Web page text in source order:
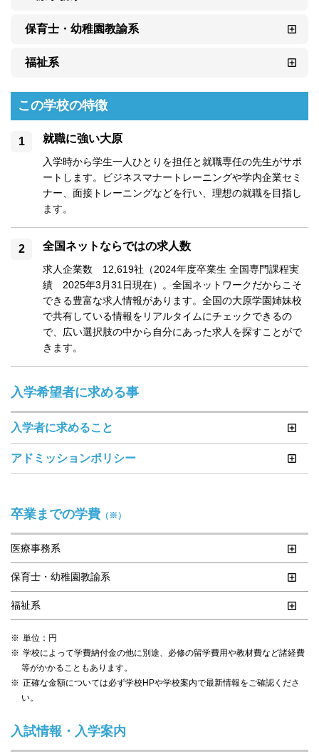
保育士・幼稚園教諭系
福祉系
この学校の特徴
就職に強い大原
入学時から学生一人ひとりを担任と就職専任の先生がサポ
ートします。ビジネスマナートレーニングや学内企業セミ
ナー、面接トレーニングなどを行い、理想の就職を目指し
ます。
全国ネットならではの求人数
求人企業数　12,619社（2024年度卒業生 全国専門課程実
績　2025年3月31日現在）。全国ネットワークだからこそ
できる豊富な求人情報があります。全国の大原学園姉妹校
で共有している情報をリアルタイムにチェックできるの
で、広い選択肢の中から自分にあった求人を探すことがで
きます。
入学希望者に求める事
入学者に求めること
アドミッションポリシー
卒業までの学費 （※）
医療事務系
保育士・幼稚園教諭系
福祉系
単位：円
学校によって学費納付金の他に別途、必修の留学費用や教材費など諸経費
等がかかることもあります。
正確な金額については必ず学校HPや学校案内で最新情報をご確認くださ
い。
入試情報・入学案内